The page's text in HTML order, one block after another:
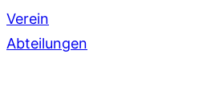
Verein
Abteilungen